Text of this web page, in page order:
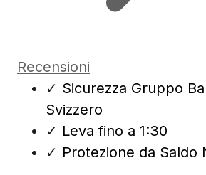
Recensioni
✓ Sicurezza Gruppo
Svizzero
✓ Leva fino a 1:30
✓ Protezione da Saldo